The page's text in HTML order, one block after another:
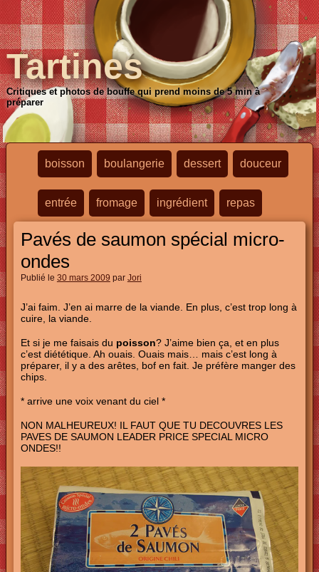
Tartines
Critiques et photos de bouffe qui prend moins de 5 min à
préparer
boisson boulangerie dessert douceur
entrée fromage ingrédient repas
Pavés de saumon spécial micro-
ondes
Publié le 30 mars 2009 par Jori
J’ai faim. J’en ai marre de la viande. En plus, c’est trop long à
cuire, la viande.
Et si je me faisais du poisson? J’aime bien ça, et en plus
c’est diététique. Ah ouais. Ouais mais… mais c’est long à
préparer, il y a des arêtes, bof en fait. Je préfère manger des
chips.
* arrive une voix venant du ciel *
NON MALHEUREUX! IL FAUT QUE TU DECOUVRES LES
PAVES DE SAUMON LEADER PRICE SPECIAL MICRO
ONDES!!